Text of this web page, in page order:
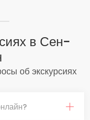
в Сен-
об экскурсиях